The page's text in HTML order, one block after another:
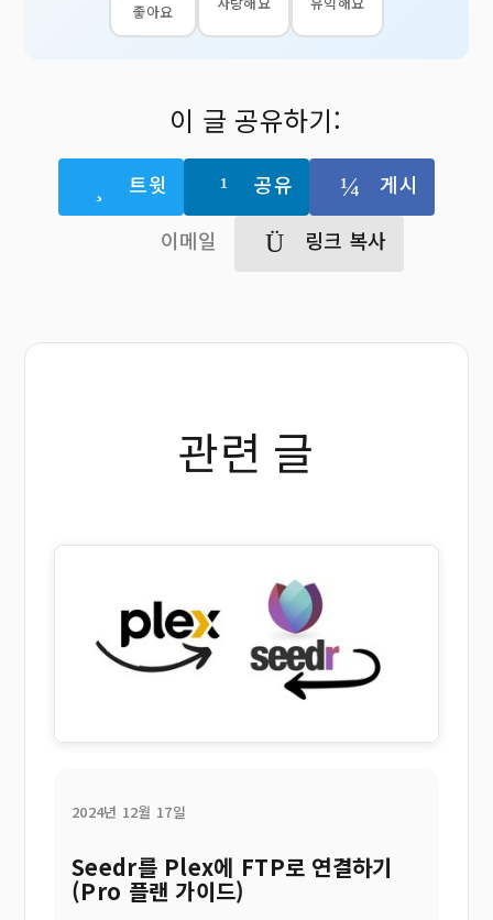
좋아요
이 글 공유하기:
트윗 공유
게시
이메일
링크 복사
관련 글
2024년 12월 17일
Seedr를 Plex에 FTP로 연결하기
(Pro 플랜 가이드)